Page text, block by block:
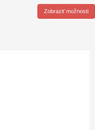
Zobraziť možnosti